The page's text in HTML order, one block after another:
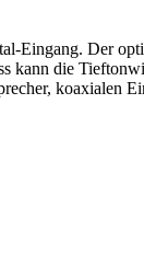
Eingang. Der
die